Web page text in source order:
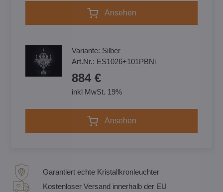
Ansehen
Variante: Silber
Art.Nr.: ES1026+101PBNi
884 €
inkl MwSt. 19%
Ansehen
Garantiert echte Kristallkronleuchter
Kostenloser Versand innerhalb der EU